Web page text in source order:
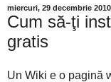
miercuri, 29 decembrie 2010
Cum să-ţi
gratis
Un Wiki e o pagină